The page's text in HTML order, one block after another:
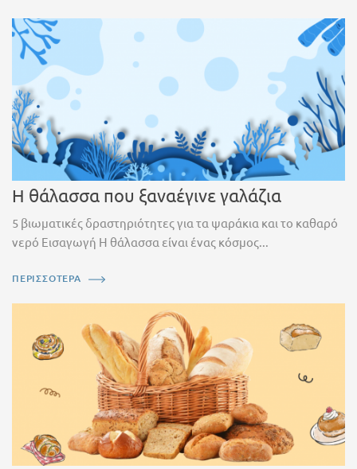
Η θάλασσα που ξαναέγινε γαλάζια
5 βιωματικές δραστηριότητες για τα ψαράκια και το καθαρό
νερό Εισαγωγή Η θάλασσα είναι ένας κόσμος...
ΠΕΡΙΣΣΟΤΕΡΑ